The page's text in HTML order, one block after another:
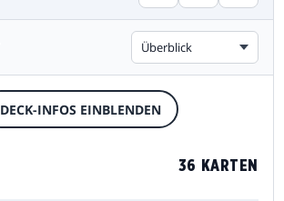
Überblick
DECK-INFOS EINBLENDEN
36 KARTEN